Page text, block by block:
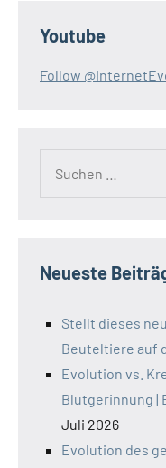
Youtube
Follow
Neueste
Stellt dieses
Beuteltiere auf
Evolution vs.
Blutgerinnung |
Juli 2026
Evolution des